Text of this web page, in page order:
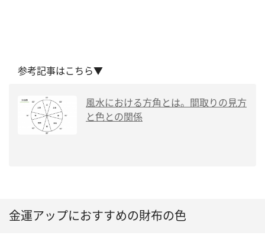
参考記事はこちら▼
風水における方角とは。間取りの見方
と色との関係
金運アップにおすすめの財布の色